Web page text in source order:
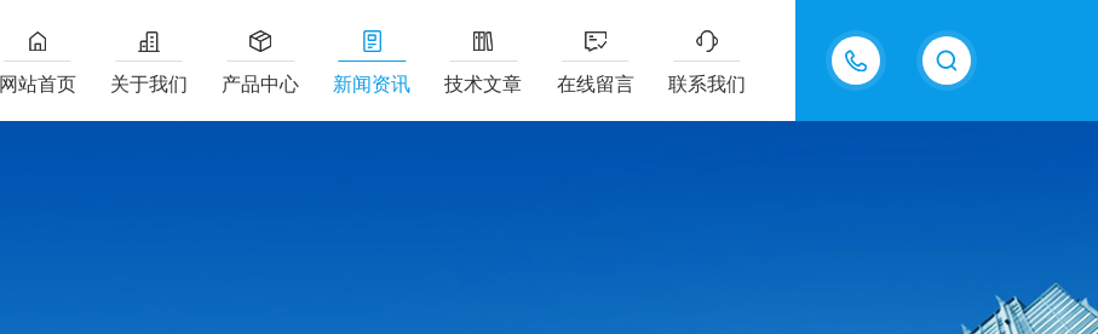
15361889375
网站首页 关于我们 产品中心 新闻资讯 技术文章 在线留言 联系我们